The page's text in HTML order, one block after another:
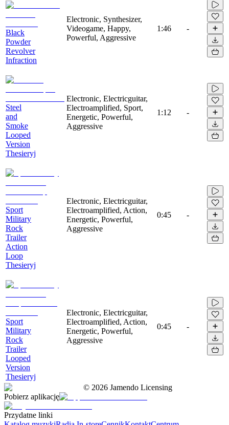
Black
Powder
Revolver
Infraction
Electronic, Synthesizer,
Videogame, Happy,
Powerful, Aggressive
1:46 -
Steel
and
Smoke
Looped
Version
Thesieryj
Electronic, Electricguitar,
Electroamplified, Sport,
Energetic, Powerful,
Aggressive
1:12 -
Sport
Military
Rock
Trailer
Action
Loop
Thesieryj
Electronic, Electricguitar,
Electroamplified, Action,
Energetic, Powerful,
Aggressive
0:45 -
Sport
Military
Rock
Trailer
Looped
Version
Thesieryj
Electronic, Electricguitar,
Electroamplified, Action,
Energetic, Powerful,
Aggressive
0:45 -
© 2026 Jamendo Licensing
Pobierz aplikację
Przydatne linki